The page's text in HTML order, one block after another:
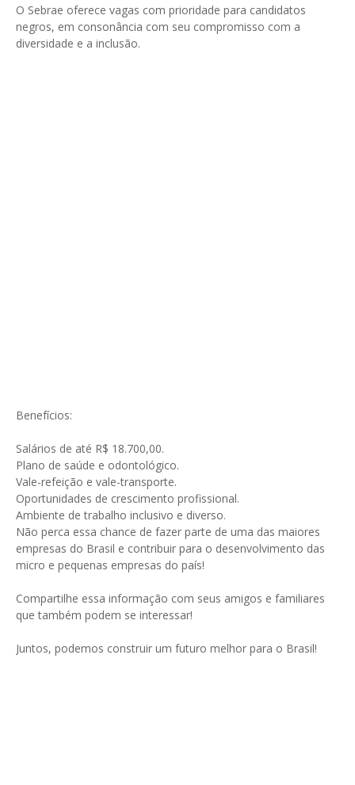
O Sebrae oferece vagas com prioridade para candidatos
negros, em consonância com seu compromisso com a
diversidade e a inclusão.
Benefícios:
Salários de até R$ 18.700,00.
Plano de saúde e odontológico.
Vale-refeição e vale-transporte.
Oportunidades de crescimento profissional.
Ambiente de trabalho inclusivo e diverso.
Não perca essa chance de fazer parte de uma das maiores
empresas do Brasil e contribuir para o desenvolvimento das
micro e pequenas empresas do país!
Compartilhe essa informação com seus amigos e familiares
que também podem se interessar!
Juntos, podemos construir um futuro melhor para o Brasil!